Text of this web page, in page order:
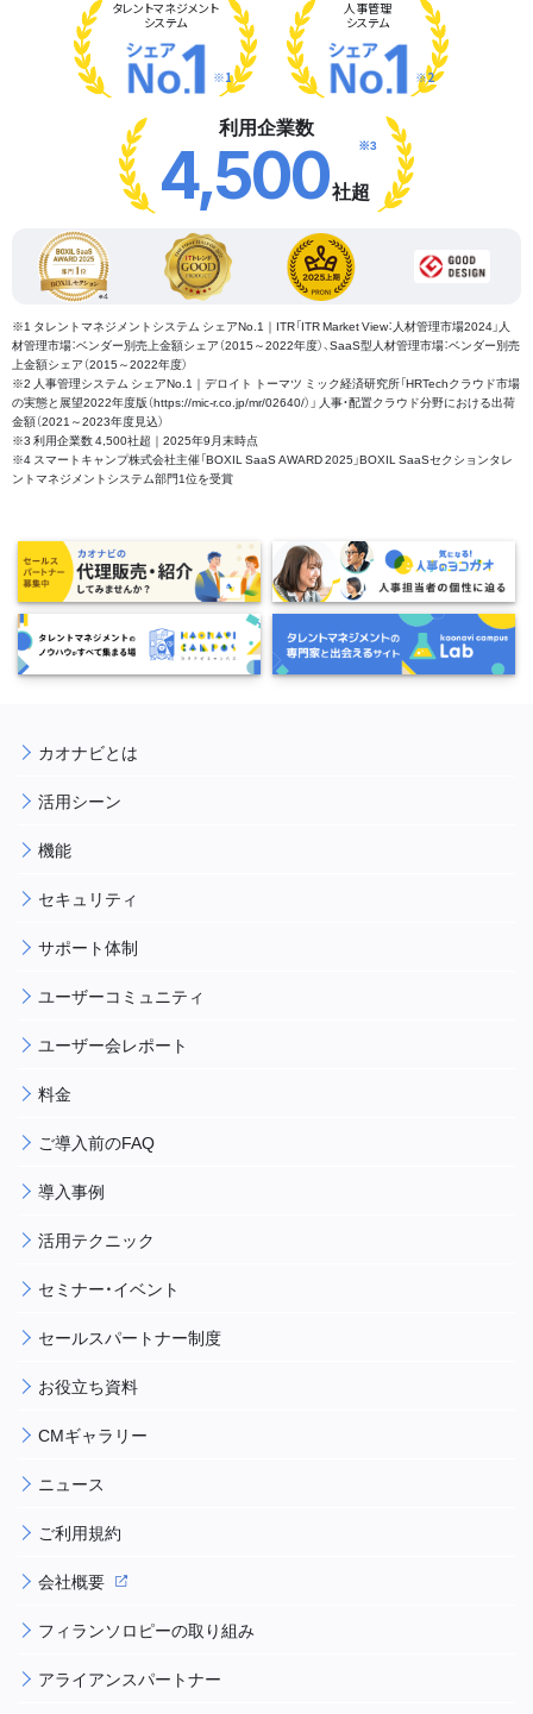
タレントマネジメント
システム
※1
人事管理
システム
※2
利用企業数
4,500社超
※3
※1 タレントマネジメントシステム シェアNo.1｜ITR「ITR Market View：人材管理市場2024」人
材管理市場：ベンダー別売上金額シェア（2015～2022年度）、SaaS型人材管理市場：ベンダー別売
上金額シェア（2015～2022年度）
※2 人事管理システム シェアNo.1｜デロイト トーマツ ミック経済研究所「HRTechクラウド市場
の実態と展望2022年度版（https://mic-r.co.jp/mr/02640/）」 人事・配置クラウド分野における出荷
金額（2021～2023年度見込）
※3 利用企業数 4,500社超｜2025年9月末時点
※4 スマートキャンプ株式会社主催「BOXIL SaaS AWARD 2025」BOXIL SaaSセクションタレ
ントマネジメントシステム部門1位を受賞
カオナビとは
活用シーン
機能
セキュリティ
サポート体制
ユーザーコミュニティ
ユーザー会レポート
料金
ご導入前のFAQ
導入事例
活用テクニック
セミナー・イベント
セールスパートナー制度
お役立ち資料
CMギャラリー
ニュース
ご利用規約
会社概要
フィランソロピーの取り組み
アライアンスパートナー